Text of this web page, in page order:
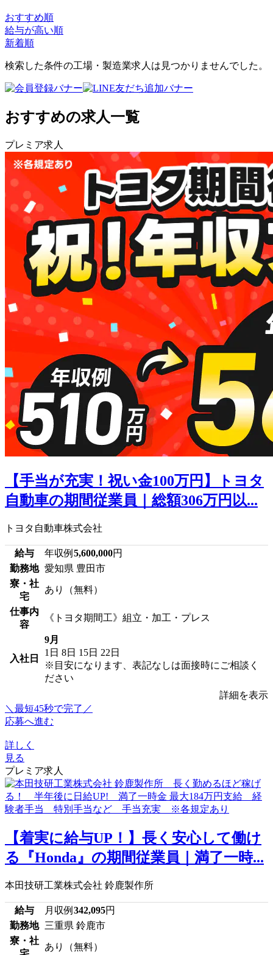
おすすめ順
給与が高い順
新着順
検索した条件の工場・製造業求人は見つかりませんでした。
おすすめの求人一覧
プレミア求人
【手当が充実！祝い金100万円】トヨタ
自動車の期間従業員｜総額306万円以...
トヨタ自動車株式会社
給与 年収例 5,600,000円
勤務地 愛知県 豊田市
寮・社
宅
あり（無料）
仕事内
容
《トヨタ期間工》組立・加工・プレス
入社日
9月
1日 8日 15日 22日
※目安になります、表記なしは面接時にご相談く
ださい
詳細を表示
＼最短45秒で完了／
応募へ進む
詳しく
見る
プレミア求人
【着実に給与UP！】長く安心して働け
る『Honda』の期間従業員｜満了一時...
本田技研工業株式会社 鈴鹿製作所
給与 月収例 342,095円
勤務地 三重県 鈴鹿市
寮・社
あり（無料）